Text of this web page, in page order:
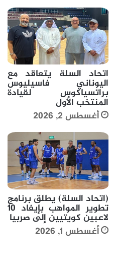
اتحاد السلة يتعاقد مع
اليوناني فاسيليوس
براتسياكوس لقيادة
المنتخب الأول
أغسطس 2, 2026
(اتحاد السلة) يطلق برنامج
تطوير المواهب بإيفاد 10
لاعبين كويتيين إلى صربيا
أغسطس 1, 2026